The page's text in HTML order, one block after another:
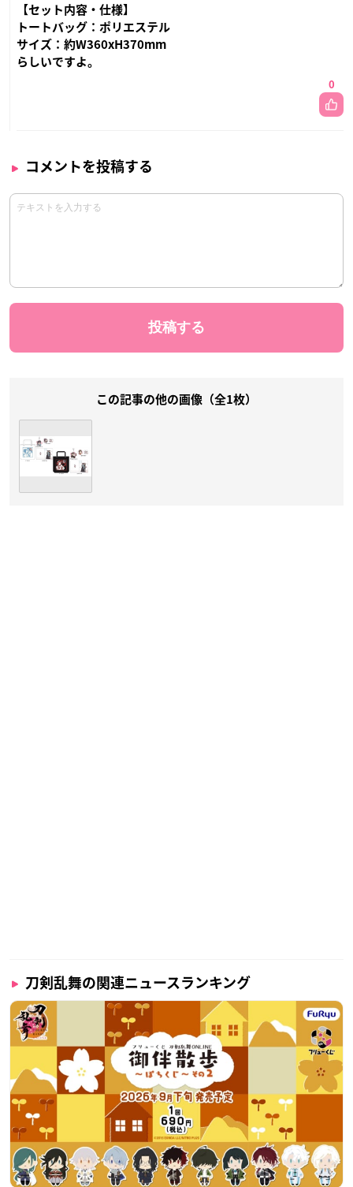
【セット内容・仕様】
トートバッグ：ポリエステル
サイズ：約W360xH370mm
らしいですよ。
0
コメントを投稿する
この記事の他の画像（全1枚）
刀剣乱舞の関連ニュースランキング